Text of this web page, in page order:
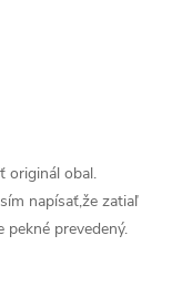
originál obal.
napísať,že zatiaľ
prevedený.